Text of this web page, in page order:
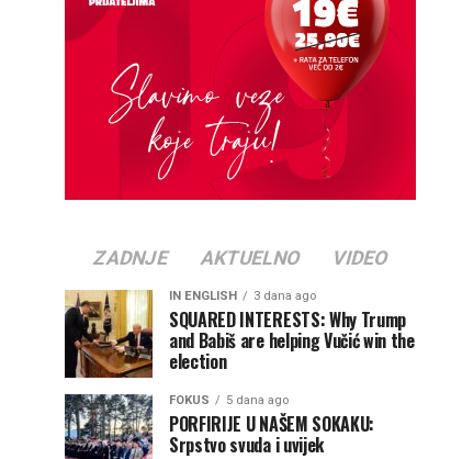
ZADNJE AKTUELNO VIDEO
IN ENGLISH 3 dana ago
SQUARED INTERESTS: Why Trump
and Babiš are helping Vučić win the
election
FOKUS 5 dana ago
PORFIRIJE U NAŠEM SOKAKU:
Srpstvo svuda i uvijek